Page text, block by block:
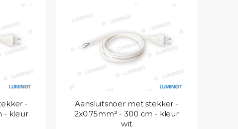
-
- kleur
Aansluitsnoer met stekker -
2x0.75mm² - 300 cm - kleur
wit